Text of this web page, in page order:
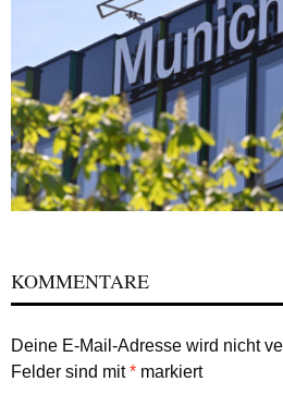
KOMMENTARE
Deine E-Mail-Adresse wird nicht
Felder sind mit* markiert